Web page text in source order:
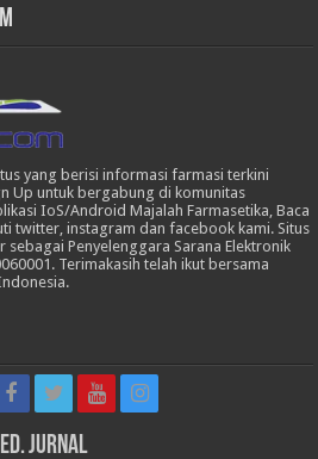
yang berisi informasi farmasi terkini
Up untuk bergabung di komunitas
IoS/Android Majalah Farmasetika, Baca
twitter, instagram dan facebook kami. Situs
Penyelenggara Sarana Elektronik
Terimakasih telah ikut bersama
Jurnal